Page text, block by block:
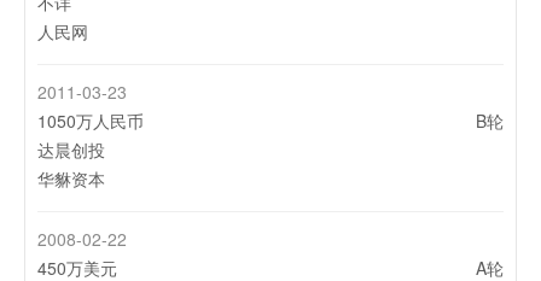
人民网
2011-03-23
B轮
1050万人民币
达晨创投
华貅资本
2008-02-22
A轮
450万美元